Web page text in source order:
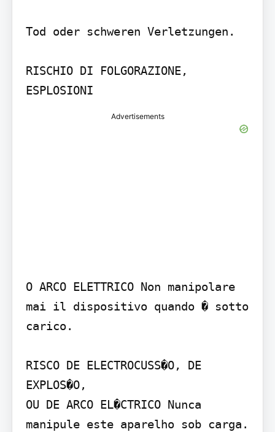
Tod oder schweren Verletzungen.
RISCHIO DI FOLGORAZIONE,
ESPLOSIONI
Advertisements
O ARCO ELETTRICO Non manipolare
mai il dispositivo quando � sotto
carico.
RISCO DE ELECTROCUSS�O, DE
EXPLOS�O,
OU DE ARCO EL�CTRICO Nunca
manipule este aparelho sob carga.